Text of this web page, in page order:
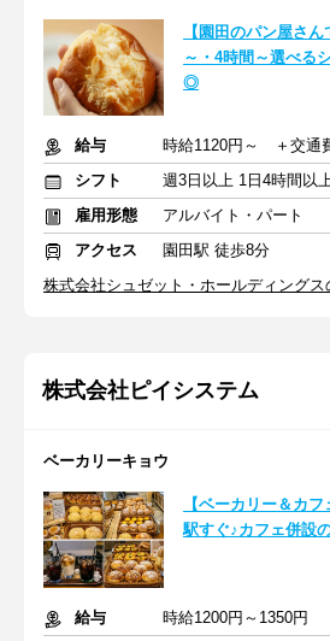
【園田のパン屋さ
～・4時間～選べる
◎
給与
時給1120円～ ＋交通
シフト
雇用形態
アルバイト・パート
アクセス
園田駅 徒歩8分
株式会社シュゼット・ホールディングス
株式会社ピイシステム
ベーカリーキョウ
【ベーカリー＆カ
駅すぐ♪カフェ併設
給与
時給1200円～1350円